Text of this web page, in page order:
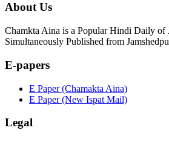
About Us
Chamkta Aina is a Popular Hindi Daily of
Simultaneously Published from
E-papers
E Paper (Chamakta Aina)
E Paper (New Ispat Mail)
Legal